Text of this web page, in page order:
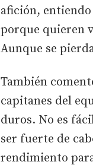
afición,
porque quieren
Aunque se
También
capitanes del
duros. No es
ser fuerte de
rendimiento